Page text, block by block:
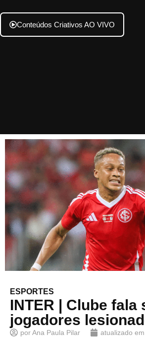
Conteúdos Criativos AO VIVO
ESPORTES
INTER | Clube fala
jogadores
porAna Paula Pilar atualizado em